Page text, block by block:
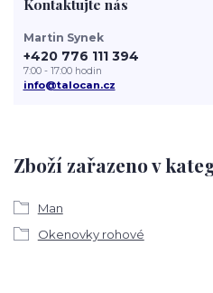
Zboží zařazeno v
Man
Okenovky rohové
Kontaktujte nás
Martin Synek
+420 776 111 394
7:00 - 17:00 hodin
info@talocan.cz